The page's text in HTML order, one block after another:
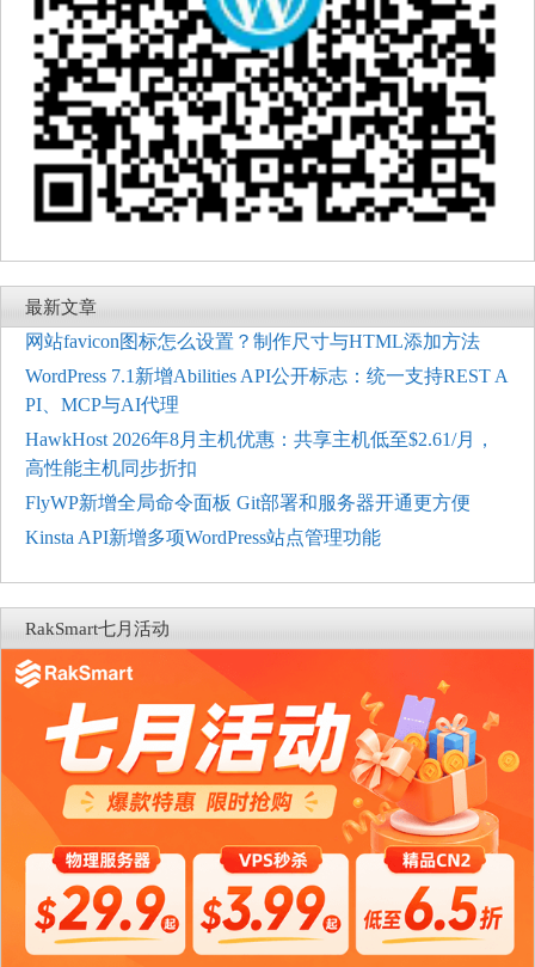
最新文章
网站favicon图标怎么设置？制作尺寸与HTML添加方法
WordPress 7.1新增Abilities API公开标志：统一支持REST A
PI、MCP与AI代理
HawkHost 2026年8月主机优惠：共享主机低至$2.61/月，
高性能主机同步折扣
FlyWP新增全局命令面板 Git部署和服务器开通更方便
Kinsta API新增多项WordPress站点管理功能
RakSmart七月活动